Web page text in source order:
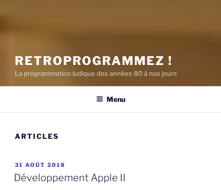
RETROPROGRAMMEZ !
La programmation ludique des années 80 à nos jours
Menu
ARTICLES
PUBLIÉ
LE
31 AOÛT 2018
Développement Apple II